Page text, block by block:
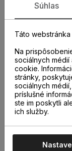
ZistiteSúhlas
Táto
Na
sociálnych
cookie.
stránky,
sociálnych
príslušné
ste im poskytli
ich služby.